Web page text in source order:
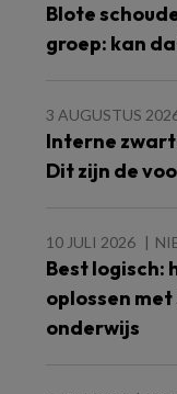
Blote
groep: kan
3 AUGUSTUS
Interne
Dit zijn de
10 JULI 2026
Best logisch:
oplossen
onderwijs